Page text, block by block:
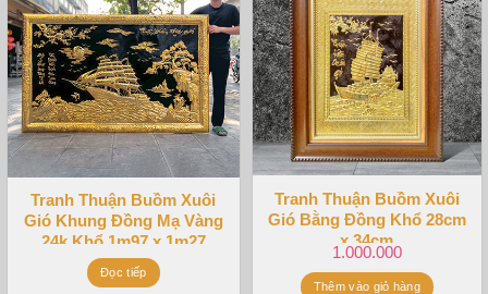
Tranh Thuận Buồm Xuôi
Gió Khung Đồng Mạ Vàng
24k Khổ 1m97 x 1m27
Đọc tiếp
Tranh Thuận Buồm Xuôi
Gió Bằng Đồng Khổ 28cm
x 34cm
1.000.000
Thêm vào giỏ hàng